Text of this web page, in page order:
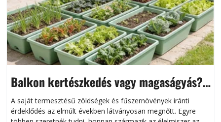
Balkon kertészkedés vagy magaságyás?
Helytakarékos kertészkedés
A saját termesztésű zöldségek és fűszernövények iránti
érdeklődés az elmúlt években látványosan megnőtt. Egyre